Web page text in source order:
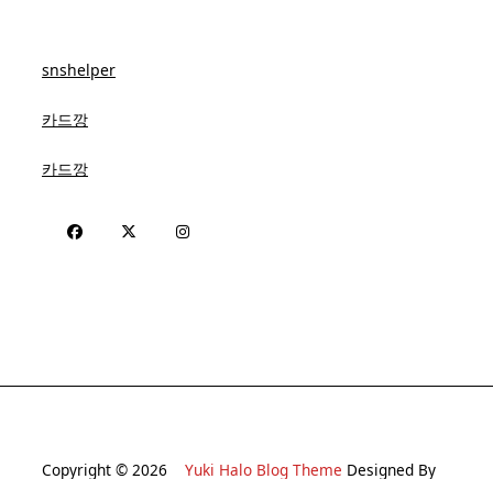
snshelper
카드깡
카드깡
Copyright © 2026 Yuki Halo Blog Theme Designed By